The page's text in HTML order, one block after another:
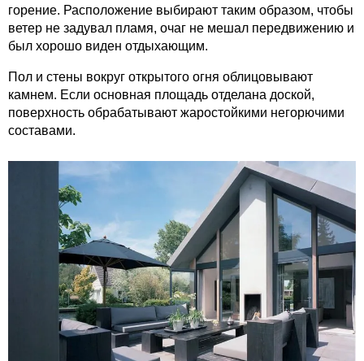
горение. Расположение выбирают таким образом, чтобы
ветер не задувал пламя, очаг не мешал передвижению и
был хорошо виден отдыхающим.
Пол и стены вокруг открытого огня облицовывают
камнем. Если основная площадь отделана доской,
поверхность обрабатывают жаростойкими негорючими
составами.